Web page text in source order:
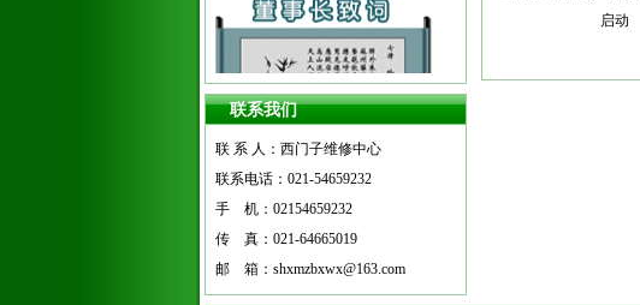
尊敬的各界朋友：首先，欢迎您访问
上海西门子冰箱维修中心，我仅代表
公司全体员工，向关注我们的事业，
鼓励、支持和帮助我们发展的各界朋
友表示衷心的感谢和诚挚的敬意！
联系我们
联 系 人：西门子维修中心
联系电话：021-54659232
手 机：02154659232
传 真：021-64665019
邮 箱：shxmzbxwx@163.com
启动